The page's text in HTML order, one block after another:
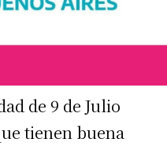
de 9 de Julio
tienen buena